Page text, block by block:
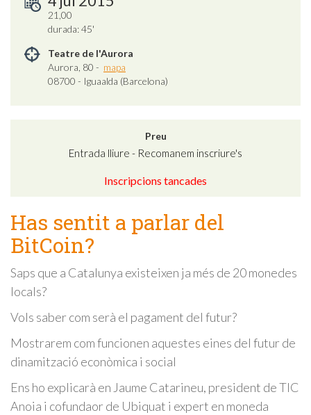
21,00
durada: 45'
Teatre de l'Aurora
Aurora, 80 - mapa
08700 - Iguaalda (Barcelona)
Preu
Entrada lliure - Recomanem inscriure's
Inscripcions tancades
Has sentit a parlar del
BitCoin?
Saps que a Catalunya existeixen ja més de 20 monedes
locals?
Vols saber com serà el pagament del futur?
Mostrarem com funcionen aquestes eines del futur de
dinamització econòmica i social
Ens ho explicarà en Jaume Catarineu, president de TIC
Anoia i cofundaor de Ubiquat i expert en moneda